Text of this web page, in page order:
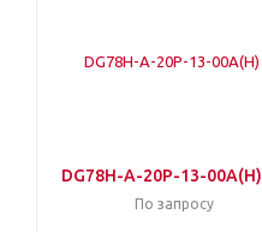
DG78H-A-20P-13-00A(H)
По запросу